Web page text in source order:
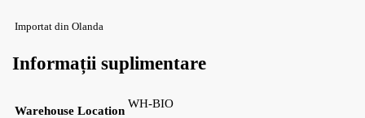
Importat din Olanda
Informații suplimentare
Warehouse Location
WH-BIO